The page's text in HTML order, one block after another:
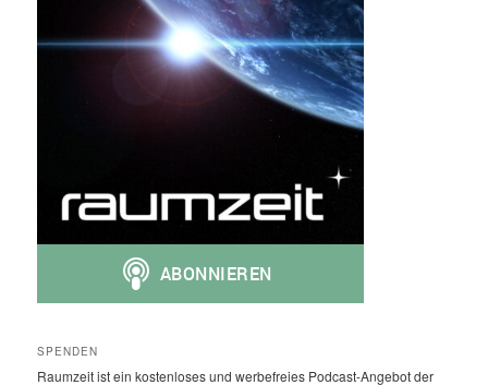
SPENDEN
Raumzeit ist ein kostenloses und werbefreies Podcast-Angebot der